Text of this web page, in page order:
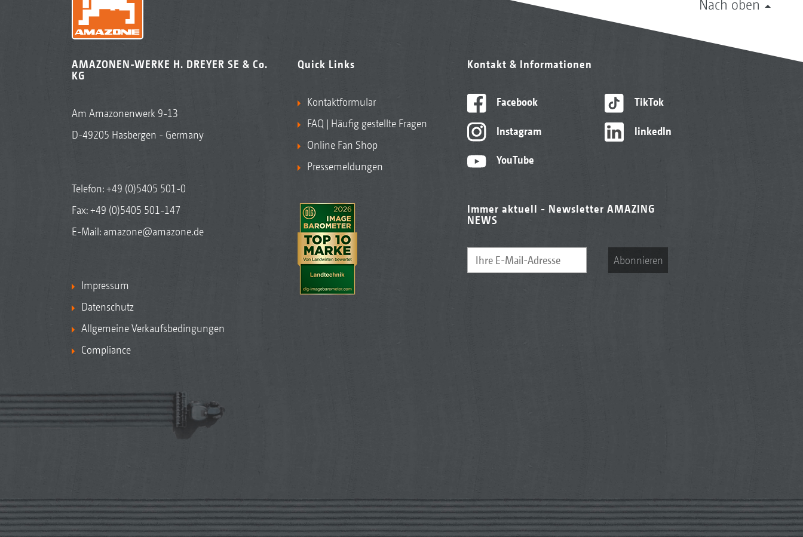
Nach oben
AMAZONEN-WERKE H. DREYER SE & Co.
KG
Am Amazonenwerk 9-13
D-49205 Hasbergen - Germany
Telefon:+49 (0)5405 501-0
Fax: +49 (0)5405 501-147
E-Mail: amazone@amazone.de
Impressum
Datenschutz
Allgemeine Verkaufsbedingungen
Compliance
Quick Links
Kontaktformular
FAQ | Häufig gestellte Fragen
Online Fan Shop
Pressemeldungen
Kontakt & Informationen
Facebook
Instagram
YouTube
TikTok
linkedIn
Immer aktuell - Newsletter AMAZING
NEWS
Abonnieren